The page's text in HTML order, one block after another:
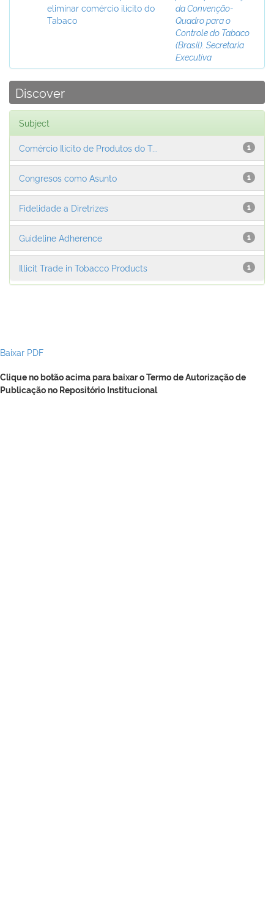
eliminar comércio ilícito do
Tabaco
da Convenção-
Quadro para o
Controle do Tabaco
(Brasil). Secretaria
Executiva
Discover
Subject
1
Comércio Ilícito de Produtos do T...
1
Congresos como Asunto
1
Fidelidade a Diretrizes
1
Guideline Adherence
1
Illicit Trade in Tobacco Products
Baixar PDF
Clique no botão acima para baixar o Termo de Autorização de
Publicação no Repositório Institucional